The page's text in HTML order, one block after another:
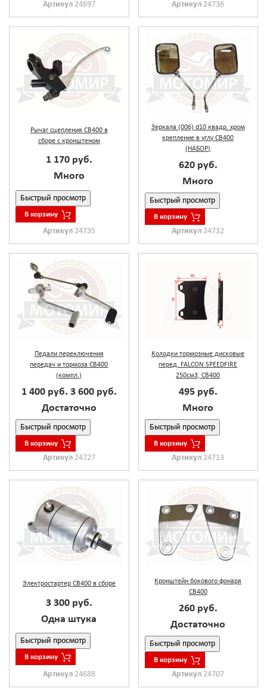
Артикул 24697 Артикул 24736
Рычаг сцепления CB400 в
сборе с кронштеном
1 170 руб.
Много
Быстрый просмотр
В корзину
Артикул 24735
Зеркала (006) d10 квадр. хром
крепление в углу СВ400
(НАБОР)
620 руб.
Много
Быстрый просмотр
В корзину
Артикул 24732
Педали переключения
передач и тормоза CB400
(компл.)
1 400 руб. 3 600 руб.
Достаточно
Быстрый просмотр
В корзину
Артикул 24727
Колодки тормозные дисковые
перед. FALCON SPEEDFIRE
250см3, CB400
495 руб.
Много
Быстрый просмотр
В корзину
Артикул 24713
Электростартер CB400 в сборе
3 300 руб.
Одна штука
Быстрый просмотр
В корзину
Артикул 24688
Кронштейн бокового фонаря
CB400
260 руб.
Достаточно
Быстрый просмотр
В корзину
Артикул 24707